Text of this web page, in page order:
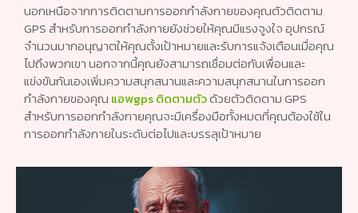
นอกเหนือจากการติดตามการออกกำลังกายของคุณตัวติดตาม
GPS สำหรับการออกกำลังกายยังช่วยให้คุณมีแรงจูงใจ อุปกรณ์
จำนวนมากอนุญาตให้คุณตั้งเป้าหมายและรับการแจ้งเตือนเมื่อคุณ
ไปถึงพวกเขา นอกจากนี้คุณยังสามารถเชื่อมต่อกับเพื่อนและ
แข่งขันกันเองเพิ่มความสนุกสนานและความสนุกสนานในการออก
กำลังกายของคุณ แอพgps ติดตามตัวด้วยตัวติดตาม GPS
สำหรับการออกกำลังกายคุณจะมีเครื่องมือทั้งหมดที่คุณต้องใช้ใน
การออกกำลังกายในระดับต่อไปและบรรลุเป้าหมาย